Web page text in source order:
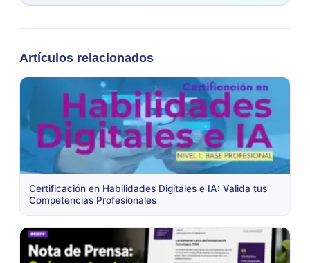
Artículos relacionados
Certificación en Habilidades Digitales e IA: Valida tus
Competencias Profesionales